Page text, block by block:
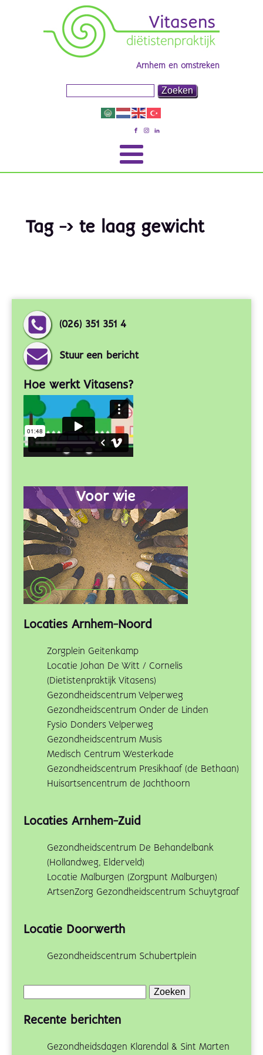
Arnhem en omstreken
Tag -> te laag gewicht
(026) 351 351 4
Stuur een bericht
Hoe werkt Vitasens?
Voor wie
Locaties Arnhem-Noord
Zorgplein Geitenkamp
Locatie Johan De Witt / Cornelis
(Dietistenpraktijk Vitasens)
Gezondheidscentrum Velperweg
Gezondheidscentrum Onder de Linden
Fysio Donders Velperweg
Gezondheidscentrum Musis
Medisch Centrum Westerkade
Gezondheidscentrum Presikhaaf (de Bethaan)
Huisartsencentrum de Jachthoorn
Locaties Arnhem-Zuid
Gezondheidscentrum De Behandelbank
(Hollandweg, Elderveld)
Locatie Malburgen (Zorgpunt Malburgen)
ArtsenZorg Gezondheidscentrum Schuytgraaf
Locatie Doorwerth
Gezondheidscentrum Schubertplein
Recente berichten
Gezondheidsdagen Klarendal & Sint Marten